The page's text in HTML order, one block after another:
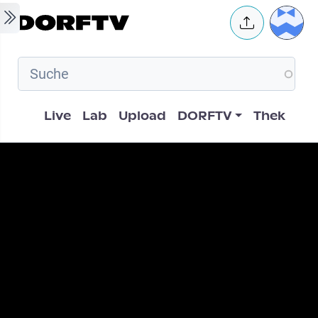
Skip to main content User
Hauptnavigation
Live Lab Upload DORFTV Thek